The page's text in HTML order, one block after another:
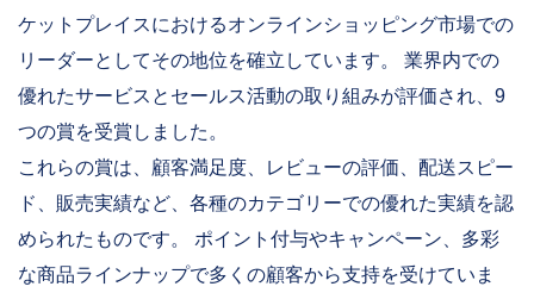
ケットプレイスにおけるオンラインショッピング市場での
リーダーとしてその地位を確立しています。 業界内での
優れたサービスとセールス活動の取り組みが評価され、9
つの賞を受賞しました。
これらの賞は、顧客満足度、レビューの評価、配送スピー
ド、販売実績など、各種のカテゴリーでの優れた実績を認
められたものです。 ポイント付与やキャンペーン、多彩
な商品ラインナップで多くの顧客から支持を受けていま